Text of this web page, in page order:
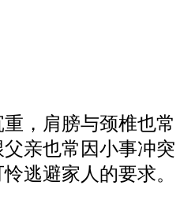
，肩膀与颈椎也常
亲也常因小事冲突
逃避家人的要求。